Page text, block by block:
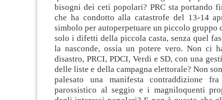
bisogni dei ceti popolari? PRC sta portando
che ha condotto alla catastrofe del 13-14
simbolo per autoperpetuare un piccolo gruppo
solo i difetti della piccola casta, senza quel
la nasconde, ossia un potere vero. Non ci
disastro, PRCI, PDCI, Verdi e SD, con una
delle liste e della campagna elettorale? Non
palesato una manifesta contraddizione fra
parossistico al seggio e i magniloquenti